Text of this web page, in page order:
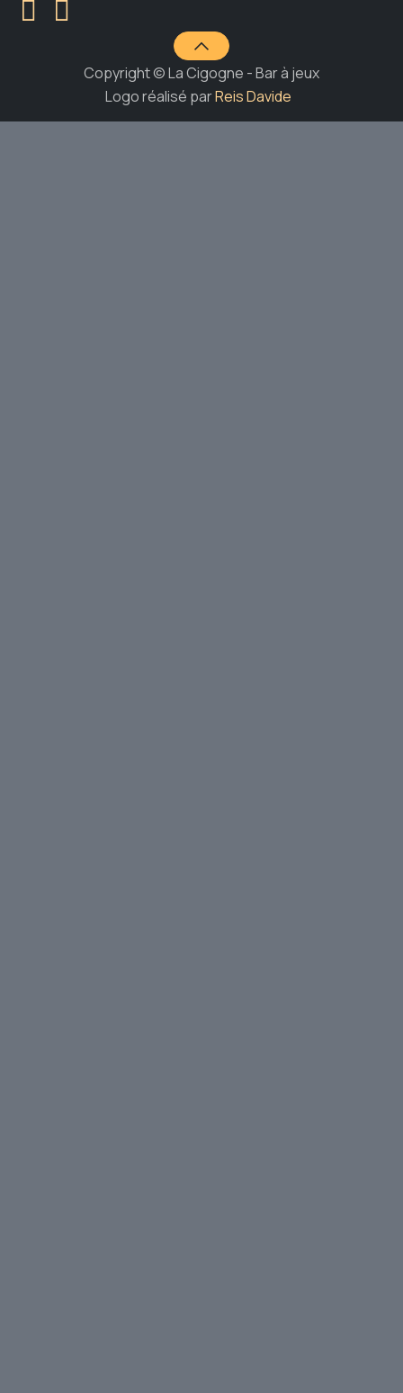
Copyright © La Cigogne - Bar à jeux
Logo réalisé parReis Davide